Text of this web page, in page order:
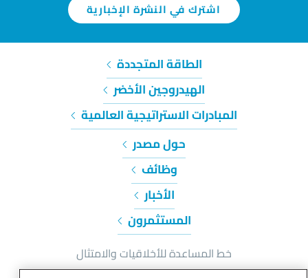
اشترك في النشرة الإخبارية
الطاقة المتجددة
الهيدروجين الأخضر
المبادرات الاستراتيجية العالمية
حول مصدر
وظائف
الأخبار
المستثمرون
خط المساعدة للأخلاقيات والامتثال